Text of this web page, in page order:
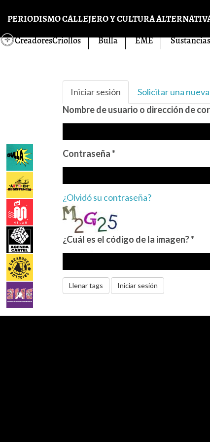
PERIODISMO CALLEJERO Y CULTURA
CreadoresCriollos Bulla EME Sustancias
Solapas principales
Iniciar sesión (solapa
activa)
Solicitar una
Nombre de usuario o dirección de
Contraseña*
¿Olvidó su contraseña?
¿Cuál es el código de la imagen?*
Llenar tags Iniciar sesión